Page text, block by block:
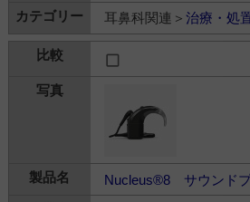
耳鼻科関連＞ 治療・処
Nucleus®8 サウンド